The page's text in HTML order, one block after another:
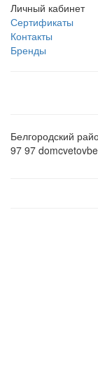
Личный кабинет
Сертификаты
Контакты
Бренды
Белгородский
97 97